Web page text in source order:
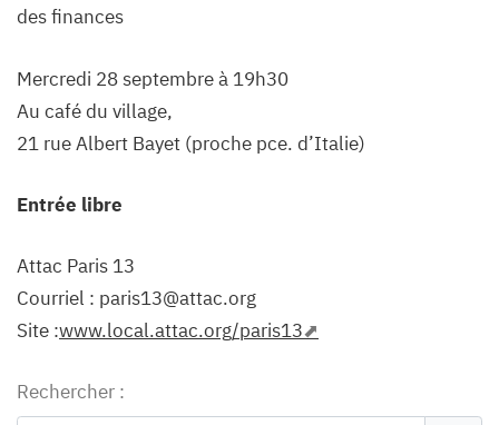
des finances
Mercredi 28 septembre à 19h30
Au café du village,
21 rue Albert Bayet (proche pce. d’Italie)
Entrée libre
Attac Paris 13
Courriel : paris13@attac.org
Site :www.local.attac.org/paris13
Rechercher :